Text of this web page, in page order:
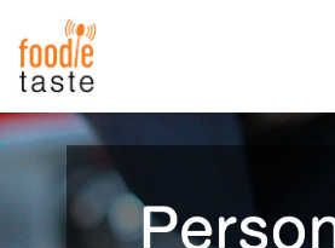
สูตรอาหาร
สูตรอาหารล่าสุด
พาไปชิม